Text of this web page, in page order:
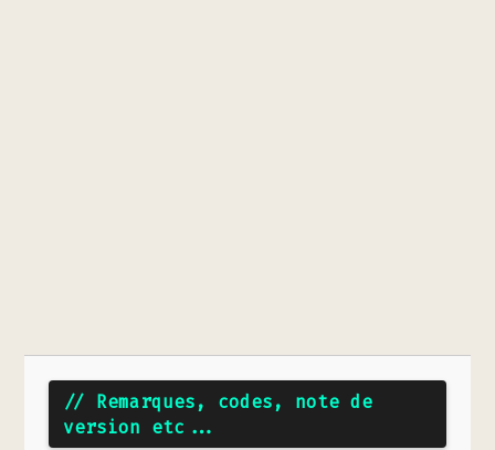
// Remarques, codes, note de
version etc...